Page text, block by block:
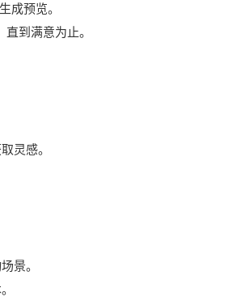
成预览。
到满意为止。
灵感。
景。